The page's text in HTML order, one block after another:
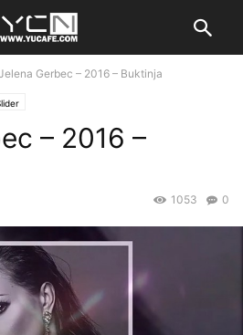
Gerbec – 2016 – Buktinja
– 2016 –
0
1053